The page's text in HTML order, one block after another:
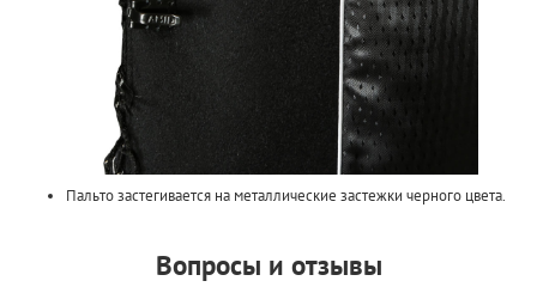
Пальто застегивается на металлические застежки черного цвета.
Вопросы и отзывы